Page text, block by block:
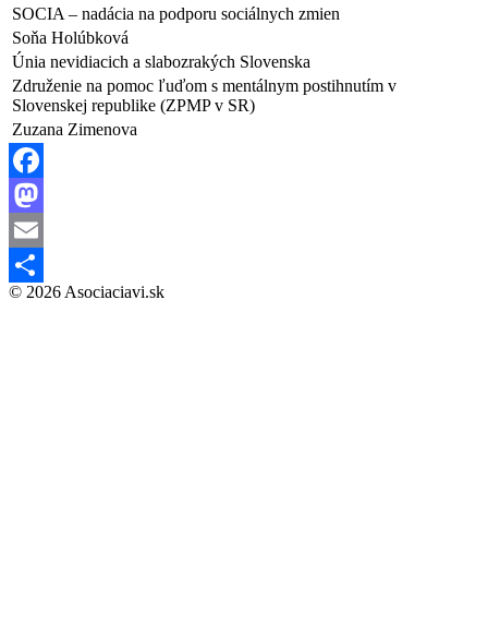
SOCIA – nadácia na podporu sociálnych zmien
Soňa Holúbková
Únia nevidiacich a slabozrakých Slovenska
Združenie na pomoc ľuďom s mentálnym postihnutím v
Slovenskej republike (ZPMP v SR)
Zuzana Zimenova
Facebook
Mastodon
Email
Share
© 2026 Asociaciavi.sk